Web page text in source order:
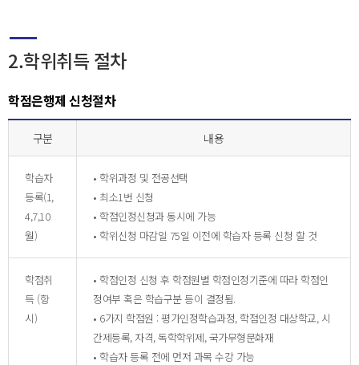
2.학위취득 절차
학점은행제 신청절차
구분 내용
학습자
등록(1,
4,7,10
월)
• 학위과정 및 전공선택
• 최소1번 신청
• 학점인정신청과 동시에 가능
• 학위신청 마감일 75일 이전에 학습자 등록 신청 할 것
학점취
득 (항
시)
• 학점인정 신청 후 학점원별 학점인정기준에 따라 학점인
정여부 혹은 학습구분 등이 결정됨.
• 6가지 학점원 : 평가인정학습과정, 학점인정 대상학교, 시
간제등록, 자격, 독학학위제, 국가무형문화재
• 학습자 등록 전에 먼저 과목 수강 가능